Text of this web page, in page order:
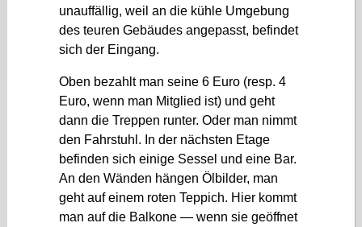
unauffällig, weil an die kühle Umgebung
des teuren Gebäudes angepasst, befindet
sich der Eingang.
Oben bezahlt man seine 6 Euro (resp. 4
Euro, wenn man Mitglied ist) und geht
dann die Treppen runter. Oder man nimmt
den Fahrstuhl. In der nächsten Etage
befinden sich einige Sessel und eine Bar.
An den Wänden hängen Ölbilder, man
geht auf einem roten Teppich. Hier kommt
man auf die Balkone — wenn sie geöffnet